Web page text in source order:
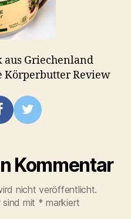
aus Griechenland
Körperbutter Review
Kommentar
nicht veröffentlicht.
sind mit * markiert